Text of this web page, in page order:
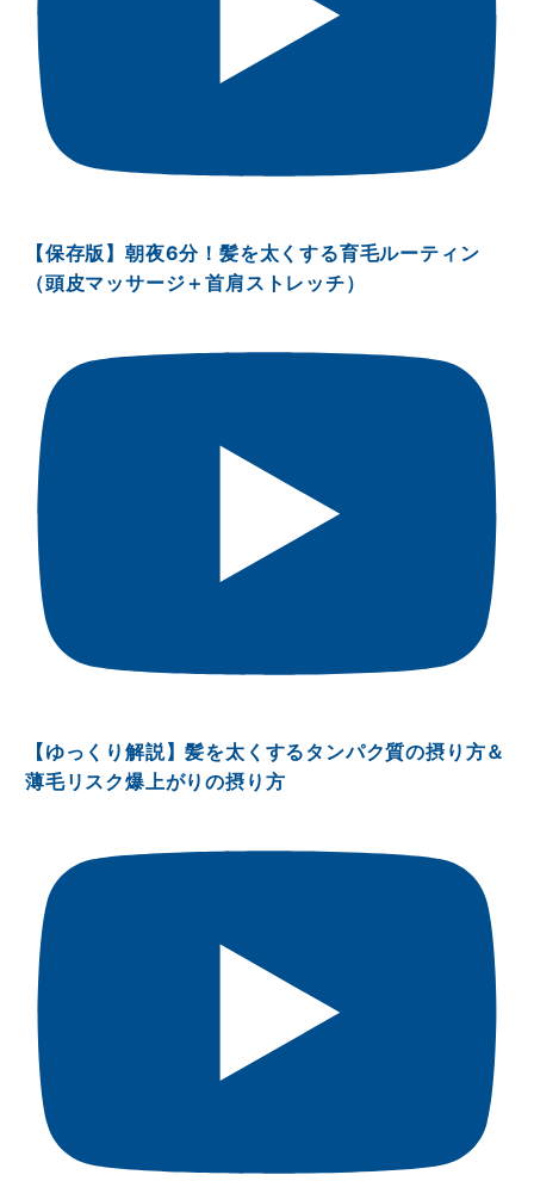
【保存版】朝夜6分！髪を太くする育毛ルーティン
（頭皮マッサージ＋首肩ストレッチ）
【ゆっくり解説】髪を太くするタンパク質の摂り方＆
薄毛リスク爆上がりの摂り方